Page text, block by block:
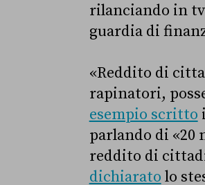
rilanciando in
guardia di
«Reddito di
rapinatori,
esempio scritto
parlando di
reddito di
dichiarato lo